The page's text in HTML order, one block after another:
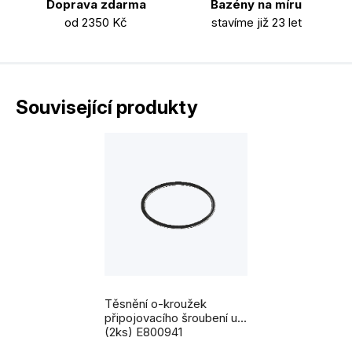
Doprava zdarma
od 2350 Kč
Bazény na míru
stavíme již 23 let
Související produkty
Těsnění o-kroužek
připojovacího šroubení uv
(2ks) E800941